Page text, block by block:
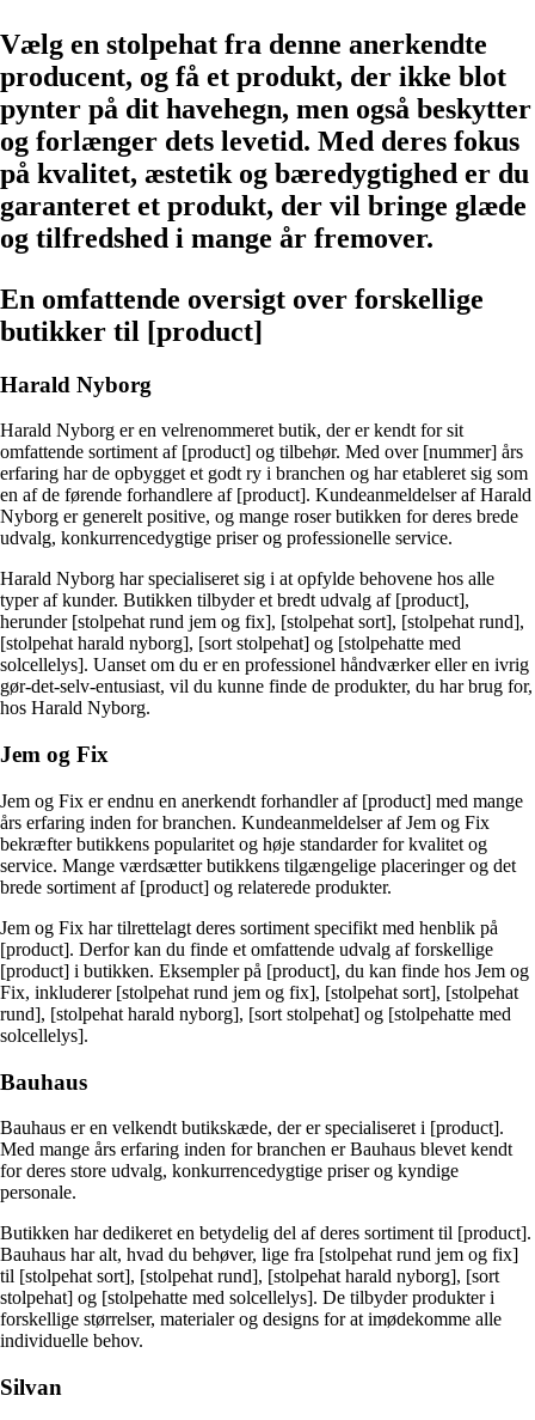
Vælg en stolpehat fra denne anerkendte
producent, og få et produkt, der ikke blot
pynter på dit havehegn, men også beskytter
og forlænger dets levetid. Med deres fokus
på kvalitet, æstetik og bæredygtighed er du
garanteret et produkt, der vil bringe glæde
og tilfredshed i mange år fremover.
En omfattende oversigt over forskellige
butikker til [product]
Harald Nyborg
Harald Nyborg er en velrenommeret butik, der er kendt for sit
omfattende sortiment af [product] og tilbehør. Med over [nummer] års
erfaring har de opbygget et godt ry i branchen og har etableret sig som
en af de førende forhandlere af [product]. Kundeanmeldelser af Harald
Nyborg er generelt positive, og mange roser butikken for deres brede
udvalg, konkurrencedygtige priser og professionelle service.
Harald Nyborg har specialiseret sig i at opfylde behovene hos alle
typer af kunder. Butikken tilbyder et bredt udvalg af [product],
herunder [stolpehat rund jem og fix], [stolpehat sort], [stolpehat rund],
[stolpehat harald nyborg], [sort stolpehat] og [stolpehatte med
solcellelys]. Uanset om du er en professionel håndværker eller en ivrig
gør-det-selv-entusiast, vil du kunne finde de produkter, du har brug for,
hos Harald Nyborg.
Jem og Fix
Jem og Fix er endnu en anerkendt forhandler af [product] med mange
års erfaring inden for branchen. Kundeanmeldelser af Jem og Fix
bekræfter butikkens popularitet og høje standarder for kvalitet og
service. Mange værdsætter butikkens tilgængelige placeringer og det
brede sortiment af [product] og relaterede produkter.
Jem og Fix har tilrettelagt deres sortiment specifikt med henblik på
[product]. Derfor kan du finde et omfattende udvalg af forskellige
[product] i butikken. Eksempler på [product], du kan finde hos Jem og
Fix, inkluderer [stolpehat rund jem og fix], [stolpehat sort], [stolpehat
rund], [stolpehat harald nyborg], [sort stolpehat] og [stolpehatte med
solcellelys].
Bauhaus
Bauhaus er en velkendt butikskæde, der er specialiseret i [product].
Med mange års erfaring inden for branchen er Bauhaus blevet kendt
for deres store udvalg, konkurrencedygtige priser og kyndige
personale.
Butikken har dedikeret en betydelig del af deres sortiment til [product].
Bauhaus har alt, hvad du behøver, lige fra [stolpehat rund jem og fix]
til [stolpehat sort], [stolpehat rund], [stolpehat harald nyborg], [sort
stolpehat] og [stolpehatte med solcellelys]. De tilbyder produkter i
forskellige størrelser, materialer og designs for at imødekomme alle
individuelle behov.
Silvan